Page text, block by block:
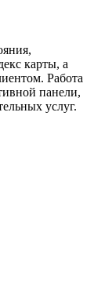
карты, а
Работа
панели,
услуг.